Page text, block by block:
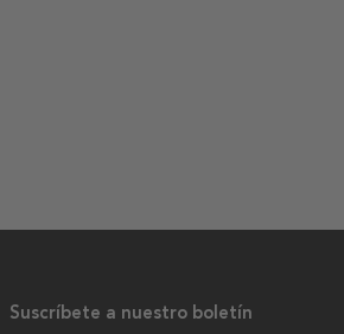
Suscríbete a nuestro boletín